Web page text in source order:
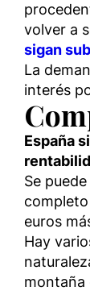
volver a
sigan
La
interés
España
Se
euros
Hay
montaña